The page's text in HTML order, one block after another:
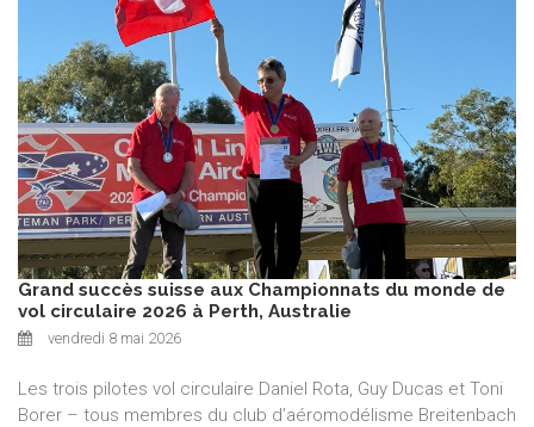
Grand succès suisse aux Championnats du monde de
vol circulaire 2026 à Perth, Australie
vendredi 8 mai 2026
Les trois pilotes vol circulaire Daniel Rota, Guy Ducas et Toni
Borer – tous membres du club d’aéromodélisme Breitenbach